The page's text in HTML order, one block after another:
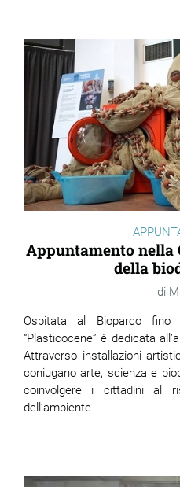
Appuntamento nella
della
Ospitata al Bioparco fino
“Plasticocene” è dedicata
Attraverso installazioni
coniugano arte, scienza e
coinvolgere i cittadini al
dell’ambiente